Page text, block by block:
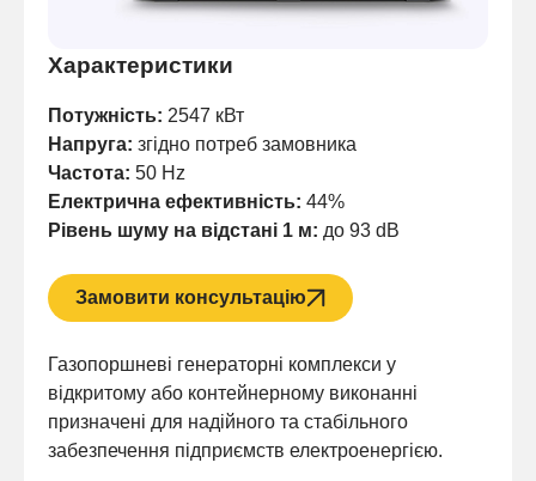
Характеристики
Потужність: 2547 кВт
Напруга: згідно потреб замовника
Частота: 50 Hz
Електрична ефективність: 44%
Рівень шуму на відстані 1 м: до 93 dB
Замовити консультацію
Газопоршневі генераторні комплекси у
відкритому або контейнерному виконанні
призначені для надійного та стабільного
забезпечення підприємств електроенергією.